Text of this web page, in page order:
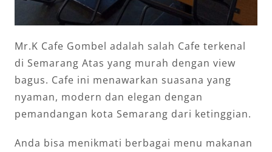
Mr.K Cafe Gombel adalah salah Cafe terkenal
di Semarang Atas yang murah dengan view
bagus. Cafe ini menawarkan suasana yang
nyaman, modern dan elegan dengan
pemandangan kota Semarang dari ketinggian.
Anda bisa menikmati berbagai menu makanan